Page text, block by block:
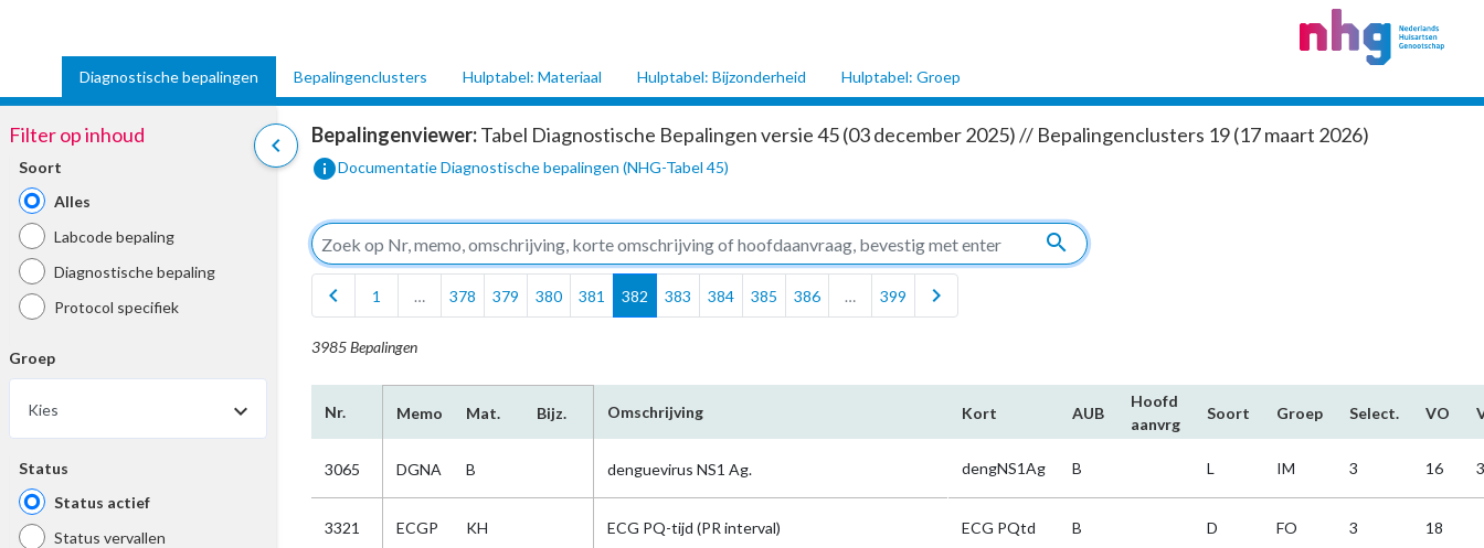
Diagnostische bepalingen Bepalingenclusters Hulptabel: Materiaal Hulptabel: Bijzonderheid Hulptabel: Groep
chevron_left
Filter op inhoud
Soort
Alles
Labcode bepaling
Diagnostische bepaling
Protocol specifiek
Groep
Kies
Status
Status actief
Status vervallen
Bepalingenviewer:Tabel Diagnostische Bepalingen versie 45 (03 december 2025) // Bepalingenclusters 19 (17 maart 2026)
infoDocumentatie Diagnostische bepalingen (NHG-Tabel 45)
search
chevron_left
1 … 378 379 380 381 382 383 384 385 386 … 399 chevron_right
3985 Bepalingen
Nr. Memo Mat. Bijz. Omschrijving Kort AUB
Hoofd​
aanvrg
Soort Groep Select. VO
3065 DGNA B denguevirus NS1 Ag. dengNS1Ag B L IM 3 16
3321 ECGP KH ECG PQ-tijd (PR interval) ECG PQtd B D FO 3 18